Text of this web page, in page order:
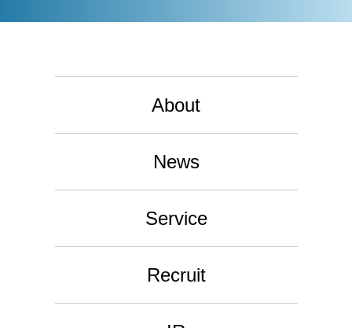
About
News
Service
Recruit